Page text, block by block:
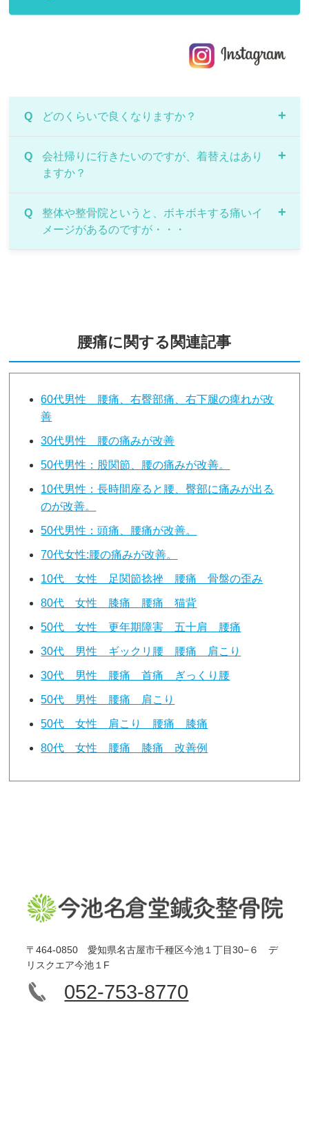
Q どのくらいで良くなりますか？
A
生活習慣やお身体の状態により個人差はあります
が、丁寧にカウンセリングや姿勢分析をもとに施
くださいませ。
Q
会社帰りに行きたいのですが、着替えはあり
ますか？
A
はい、当院では着替えが必要な方に、 施術衣、
短パンをお貸ししておりますのでスーツやスカー
Q
整体や整骨院というと、ボキボキする痛いイ
メージがあるのですが・・・
腰痛に関する関連記事
60代男性 腰痛、右臀部痛、右下腿の痺れが改
善
30代男性 腰の痛みが改善
50代男性：股関節、腰の痛みが改善。
10代男性：長時間座ると腰、臀部に痛みが出る
のが改善。
50代男性：頭痛、腰痛が改善。
70代女性:腰の痛みが改善。
10代 女性 足関節捻挫 腰痛 骨盤の歪み
80代 女性 膝痛 腰痛 猫背
50代 女性 更年期障害 五十肩 腰痛
30代 男性 ギックリ腰 腰痛 肩こり
30代 男性 腰痛 首痛 ぎっくり腰
50代 男性 腰痛 肩こり
50代 女性 肩こり 腰痛 膝痛
80代 女性 腰痛 膝痛 改善例
〒464-0850 愛知県名古屋市千種区今池１丁目30−６ デ
リスクエア今池１F
052-753-8770